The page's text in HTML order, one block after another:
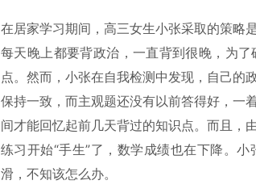
在居家学习期间，高三女生小张采取的策略
每天晚上都要背政治，一直背到很晚，为
点。然而，小张在自我检测中发现，自己的
保持一致，而主观题还没有以前答得好，一
间才能回忆起前几天背过的知识点。而且，
练习开始“手生”了，数学成绩也在下降。
滑，不知该怎么办。